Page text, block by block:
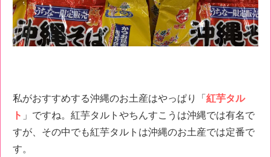
私がおすすめする沖縄のお土産はやっぱり「 紅芋タル
ト 」ですね。紅芋タルトやちんすこうは沖縄では有名で
すが、その中でも紅芋タルトは沖縄のお土産では定番で
す。